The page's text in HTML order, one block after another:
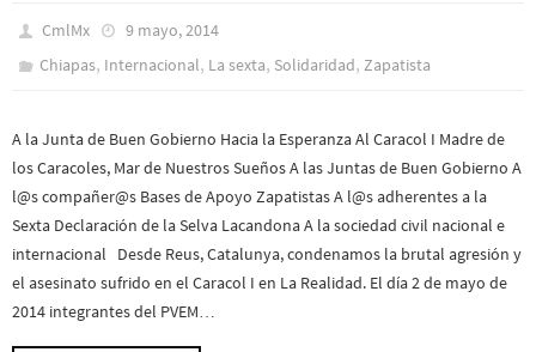
CmlMx
9 mayo, 2014
Chiapas, Internacional, La sexta, Solidaridad, Zapatista
A la Junta de Buen Gobierno Hacia la Esperanza Al Caracol I Madre de
los Caracoles, Mar de Nuestros Sueños A las Juntas de Buen Gobierno A
l@s compañer@s Bases de Apoyo Zapatistas A l@s adherentes a la
Sexta Declaración de la Selva Lacandona A la sociedad civil nacional e
internacional Desde Reus, Catalunya, condenamos la brutal agresión y
el asesinato sufrido en el Caracol I en La Realidad. El día 2 de mayo de
2014 integrantes del PVEM…